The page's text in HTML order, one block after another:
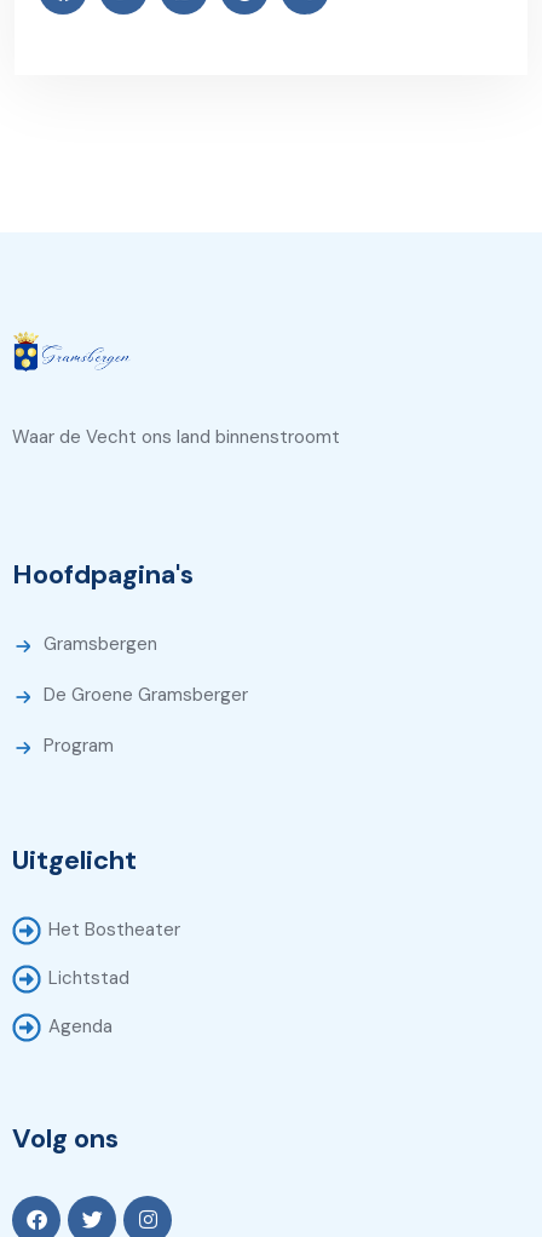
Waar de Vecht ons land binnenstroomt
Hoofdpagina's
Gramsbergen
De Groene Gramsberger
Program
Uitgelicht
Het Bostheater
Lichtstad
Agenda
Volg ons